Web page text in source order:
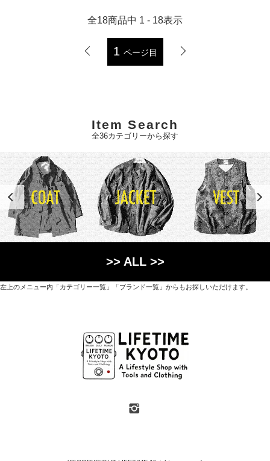
全18商品中 1 - 18表示
1 ページ目
Item Search
全36カテゴリーから探す
>> ALL >>
左上のメニュー内「カテゴリー一覧」「ブランド一覧」からもお探しいただけます。
オリジナルを含むファッションアイテムが中心の
京都・紫野にあるライフスタイルショップです。
京都府京都市北区紫野上築山町21（1階と2階）
定休日 / 水・日曜